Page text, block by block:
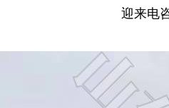
迎来电